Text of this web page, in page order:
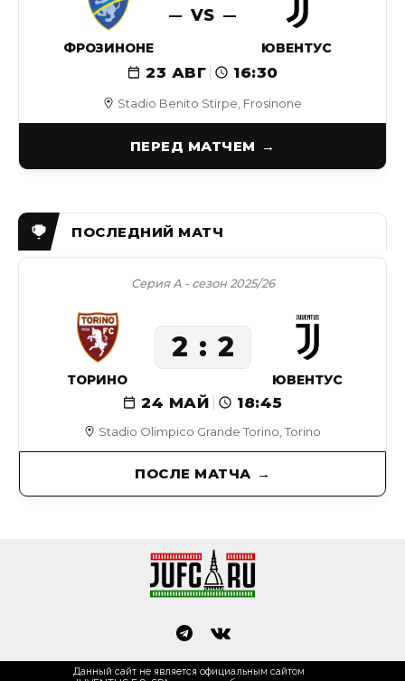
Stadio Benito Stirpe, Frosinone
ФРОЗИНОНЕ
VS
ЮВЕНТУС
23 АВГ 16:30
ПЕРЕД МАТЧЕМ
Stadio Olimpico Grande Torino, Torino
Серия А - сезон 2025/26
24 МАЙ 18:45
ТОРИНО
2 2
ЮВЕНТУС
ПОСЛЕ МАТЧА
Данный сайт не является официальным сайтом